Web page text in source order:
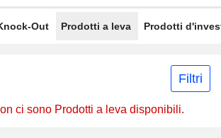
Out Prodotti a leva Prodotti
Filtri
ci sono Prodotti a leva disponibili.